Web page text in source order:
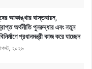
আকাঙ্খার বাস্তবায়ন,
অর্থনীতি পুনরুদ্ধার এবং নতুন
প্রধানমন্ত্রী কাজ করে যাচ্ছেন
২০২৬